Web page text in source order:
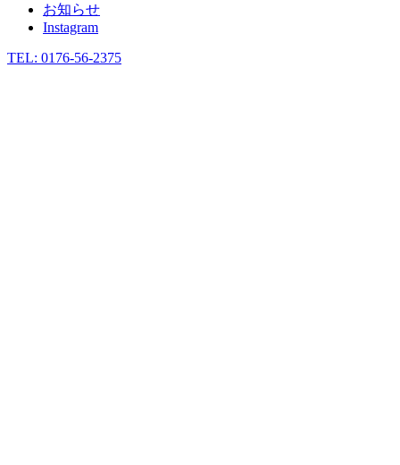
お知らせ
Instagram
TEL: 0176-56-2375